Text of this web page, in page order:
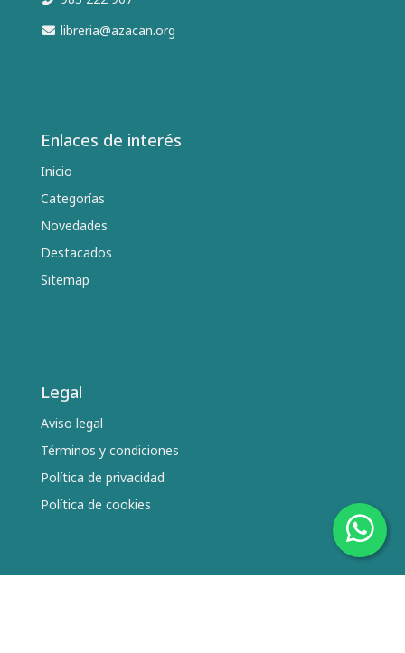
libreria@azacan.org
Enlaces de interés
Inicio
Categorías
Novedades
Destacados
Sitemap
Legal
Aviso legal
Términos y condiciones
Política de privacidad
Política de cookies